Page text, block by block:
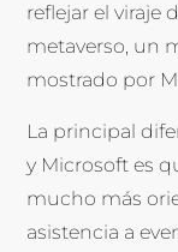
reflejar el viraje
metaverso, un
mostrado por
La principal
y Microsoft es
mucho más
asistencia a